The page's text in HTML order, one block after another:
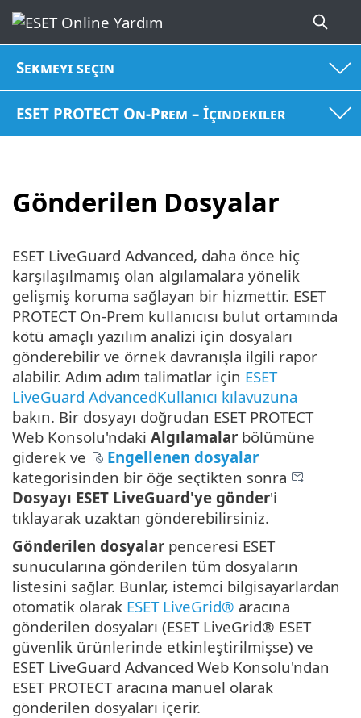
Sekmeyi seçin
ESET PROTECT On-Prem – İçindekiler
Gönderilen Dosyalar
ESET LiveGuard Advanced, daha önce hiç
karşılaşılmamış olan algılamalara yönelik
gelişmiş koruma sağlayan bir hizmettir. ESET
PROTECT On-Prem kullanıcısı bulut ortamında
kötü amaçlı yazılım analizi için dosyaları
gönderebilir ve örnek davranışla ilgili rapor
alabilir. Adım adım talimatlar için ESET
LiveGuard AdvancedKullanıcı kılavuzuna
bakın. Bir dosyayı doğrudan ESET PROTECT
Web Konsolu'ndaki Algılamalar bölümüne
giderek ve
Engellenen dosyalar
kategorisinden bir öğe seçtikten sonra
Dosyayı ESET LiveGuard'ye gönder'i
tıklayarak uzaktan gönderebilirsiniz.
Gönderilen dosyalar penceresi ESET
sunucularına gönderilen tüm dosyaların
listesini sağlar. Bunlar, istemci bilgisayarlardan
otomatik olarak ESET LiveGrid® aracına
gönderilen dosyaları (ESET LiveGrid® ESET
güvenlik ürünlerinde etkinleştirilmişse) ve
ESET LiveGuard Advanced Web Konsolu'ndan
ESET PROTECT aracına manuel olarak
gönderilen dosyaları içerir.